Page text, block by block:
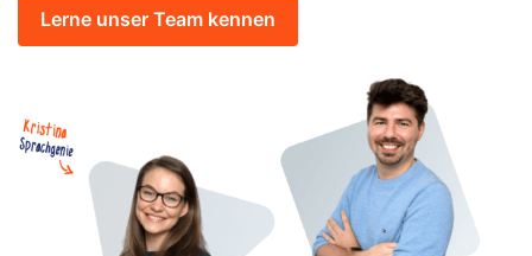
Lerne unser Team kennen